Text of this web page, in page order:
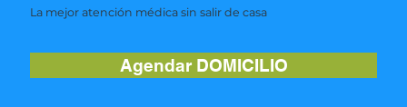
La mejor atención médica sin salir de casa
Agendar DOMICILIO